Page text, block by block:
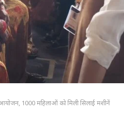
1000 महिलाओं को मिली सिलाई मशीनें